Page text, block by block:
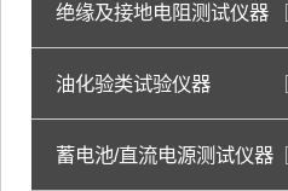
绝缘及接地电阻测试仪器
油化验类试验仪器
蓄电池/直流电源测试仪器